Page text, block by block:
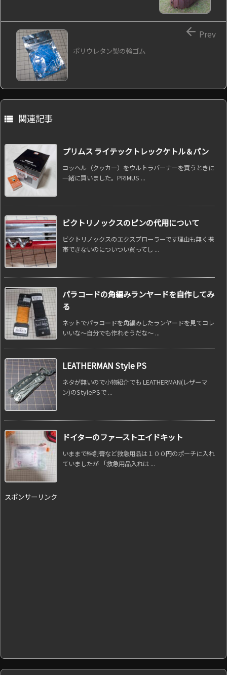
ポリウレタン製の輪ゴム
 Prev
 関連記事
プリムス ライテックトレックケトル＆パン
コッヘル（クッカー）をウルトラバーナーを買うときに
一緒に買いました。PRIMUS ...
ビクトリノックスのピンの代用について
ビクトリノックスのエクスプローラーです理由も無く携
帯できないのについつい買ってし ...
パラコードの角編みランヤードを自作してみ
る
ネットでパラコードを角編みしたランヤードを見てコレ
いいな～自分でも作れそうだな～ ...
LEATHERMAN Style PS
ネタが無いので小物紹介でも LEATHERMAN(レザーマ
ン)のStylePSで ...
ドイターのファーストエイドキット
いままで絆創膏など救急用品は１００円のポーチに入れ
ていましたが 「救急用品入れは ...
スポンサーリンク